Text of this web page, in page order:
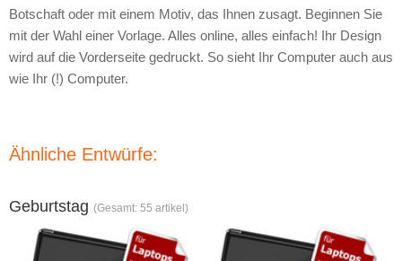
Botschaft oder mit einem Motiv, das Ihnen zusagt. Beginnen Sie
mit der Wahl einer Vorlage. Alles online, alles einfach! Ihr Design
wird auf die Vorderseite gedruckt. So sieht Ihr Computer auch aus
wie Ihr (!) Computer.
Ähnliche Entwürfe:
Geburtstag (Gesamt: 55 artikel)